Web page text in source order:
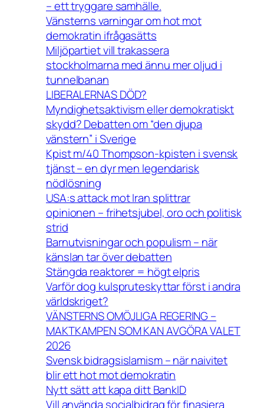
– ett tryggare samhälle.
Vänsterns varningar om hot mot
demokratin ifrågasätts
Miljöpartiet vill trakassera
stockholmarna med ännu mer oljud i
tunnelbanan
LIBERALERNAS DÖD?
Myndighetsaktivism eller demokratiskt
skydd? Debatten om “den djupa
vänstern” i Sverige
Kpist m/40 Thompson-kpisten i svensk
tjänst – en dyr men legendarisk
nödlösning
USA:s attack mot Iran splittrar
opinionen – frihetsjubel, oro och politisk
strid
Barnutvisningar och populism – när
känslan tar över debatten
Stängda reaktorer = högt elpris
Varför dog kulspruteskyttar först i andra
världskriget?
VÄNSTERNS OMÖJLIGA REGERING –
MAKTKAMPEN SOM KAN AVGÖRA VALET
2026
Svensk bidragsislamism – när naivitet
blir ett hot mot demokratin
Nytt sätt att kapa ditt BankID
Vill använda socialbidrag för finasiera